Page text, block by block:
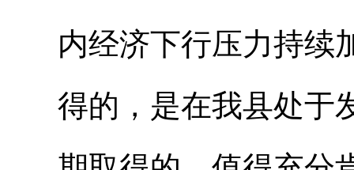
内经济下行压力持续
得的，是在我县处于